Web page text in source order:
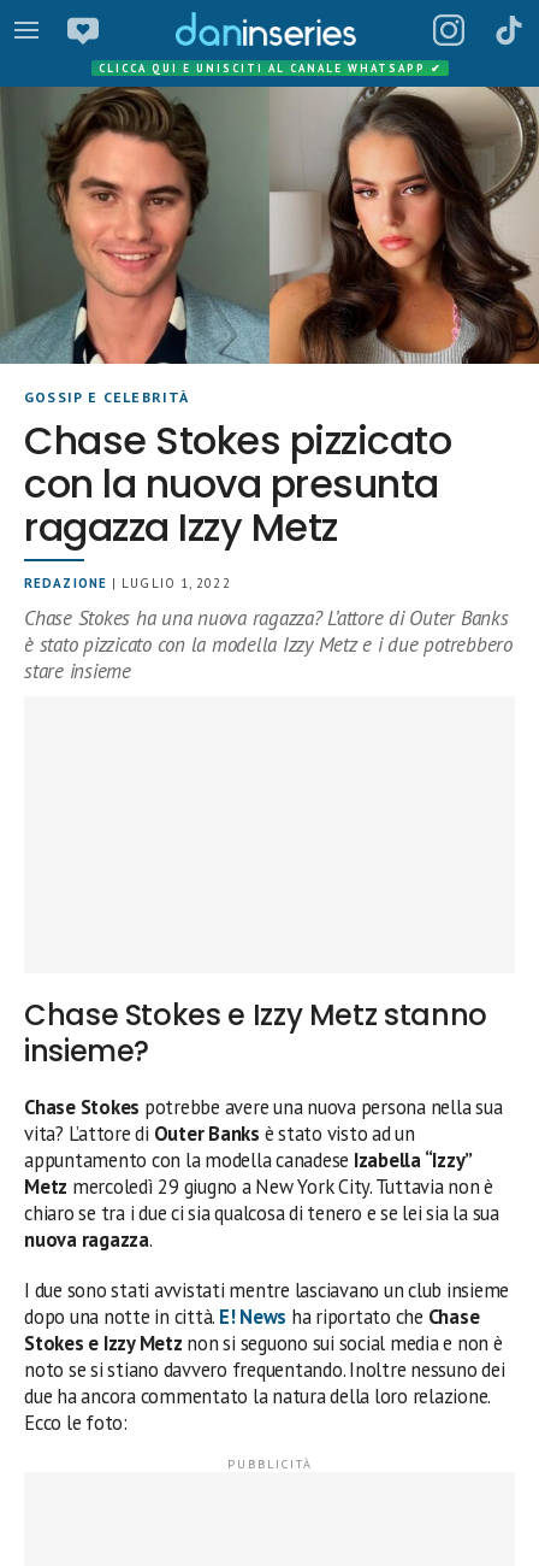
CLICCA QUI E UNISCITI AL CANALE WHATSAPP ✔
GOSSIP E CELEBRITÀ
Chase Stokes pizzicato
con la nuova presunta
ragazza Izzy Metz
REDAZIONE | LUGLIO 1, 2022
Chase Stokes ha una nuova ragazza? L’attore di Outer Banks
è stato pizzicato con la modella Izzy Metz e i due potrebbero
stare insieme
Chase Stokes e Izzy Metz stanno
insieme?
Chase Stokes potrebbe avere una nuova persona nella sua
vita? L’attore di Outer Banks è stato visto ad un
appuntamento con la modella canadese Izabella “Izzy”
Metz mercoledì 29 giugno a New York City. Tuttavia non è
chiaro se tra i due ci sia qualcosa di tenero e se lei sia la sua
nuova ragazza.
I due sono stati avvistati mentre lasciavano un club insieme
dopo una notte in città. E! News ha riportato che Chase
Stokes e Izzy Metz non si seguono sui social media e non è
noto se si stiano davvero frequentando. Inoltre nessuno dei
due ha ancora commentato la natura della loro relazione.
Ecco le foto: